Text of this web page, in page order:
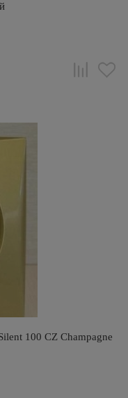
100 CZ Champagne